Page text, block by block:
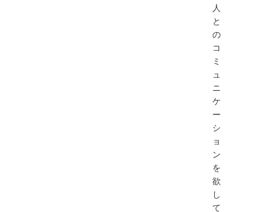
人
と
の
コ
ミ
ュ
ニ
ケ
ー
シ
ョ
ン
を
欲
し
て